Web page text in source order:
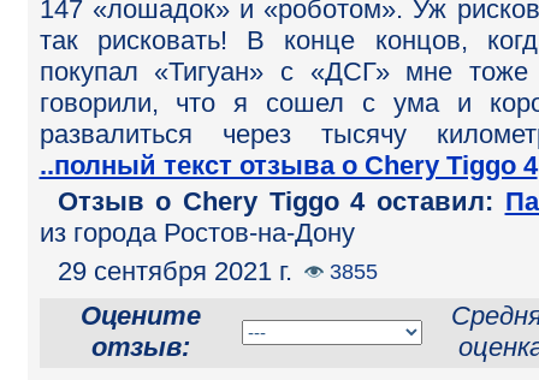
147 «лошадок» и «роботом». Уж
так рисковать! В конце концов,
покупал «Тигуан» с «ДСГ» мне тоже
говорили, что я сошел с ума и
развалиться через тысячу
..полный текст отзыва о Chery Tiggo 4
Отзыв o Chery Tiggo 4 оставил:
из города Ростов-на-Дону
29 сентября 2021 г.
3855
Оцените
отзыв: